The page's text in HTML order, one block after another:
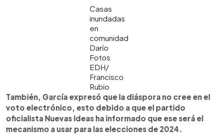
Casas
inundadas
en
comunidad
Darío
Fotos
EDH/
Francisco
Rubio
También, García expresó que la diáspora no cree en el
voto electrónico, esto debido a que el partido
oficialista Nuevas Ideas ha informado que ese será el
mecanismo a usar para las elecciones de 2024.